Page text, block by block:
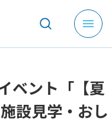
メ
ニ
を
開
く
ベント「【夏
設見学・おし